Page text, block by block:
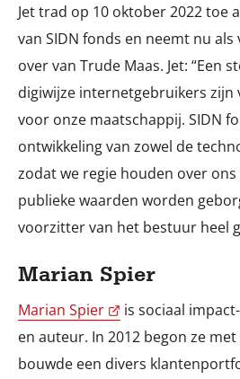
Jet trad op 10 oktober 2022 toe
van SIDN fonds en neemt nu
over van Trude Maas. Jet: “Een
digiwijze internetgebruikers zijn
voor onze maatschappij. SIDN
ontwikkeling van zowel de
zodat we regie houden over
publieke waarden worden
voorzitter van het bestuur heel
Marian Spier
Marian Spier
is sociaal
en auteur. In 2012 begon ze
bouwde een divers